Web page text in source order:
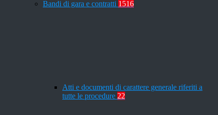
Bandi di gara e contratti 1516
Atti e documenti di carattere generale riferiti a
tutte le procedure 22